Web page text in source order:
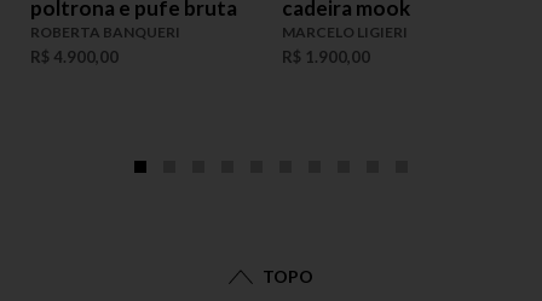
poltrona e pufe bruta
ROBERTA BANQUERI
R$ 4.900,00
cadeira mook
MARCELO LIGIERI
R$ 1.900,00
TOPO